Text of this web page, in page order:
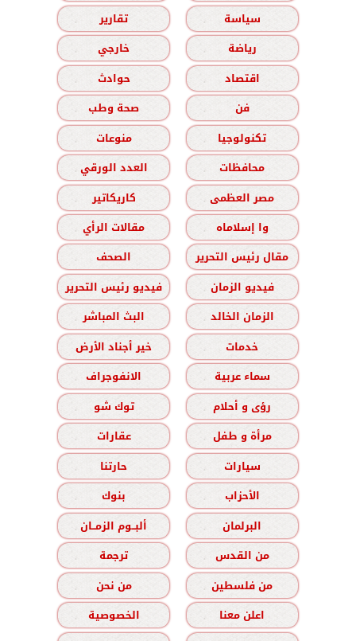
سياسة
تقارير
رياضة
خارجي
اقتصاد
حوادث
فن
صحة وطب
تكنولوجيا
منوعات
محافظات
العدد الورقي
مصر العظمى
كاريكاتير
وا إسلاماه
مقالات الرأي
مقال رئيس التحرير
الصحف
فيديو الزمان
فيديو رئيس التحرير
الزمان الخالد
البث المباشر
خدمات
خير أجناد الأرض
سماء عربية
الانفوجراف
رؤى و أحلام
توك شو
مرأة و طفل
عقارات
سيارات
حارتنا
الأحزاب
بنوك
البرلمان
ألبــوم الزمــان
من القدس
ترجمة
من فلسطين
من نحن
اعلن معنا
الخصوصية